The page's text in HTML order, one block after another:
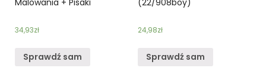
34,93zł
Sprawdź sam
24,98zł
Sprawdź sam